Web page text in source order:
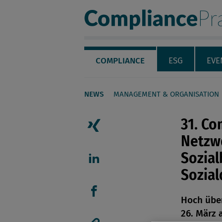
Compliance
Servicenavigation
Navigation
COMPLIANCE ESG
NEWS MANAGEMENT & ORGANISATION
Seiteninhalt
Artikel auf Xing teilen
Artikel auf linkedIn
Artikel auf Facebook
31.
Hoch
26. März